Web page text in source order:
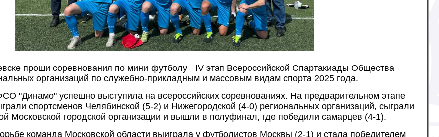
проши соревнования по мини-футболу - IV этап Всероссийской Спартакиады Общества
организаций по служебно-прикладным и массовым видам спорта 2025 года.
"Динамо" успешно выступила на всероссийских соревнованиях. На предварительном этапе
спортсменов Челябинской (5-2) и Нижегородской (4-0) региональных организаций, сыграли
Московской городской организации и вышли в полуфинал, где победили самарцев (4-1).
команда Московской области выиграла у футболистов Москвы (2-1) и стала победителем